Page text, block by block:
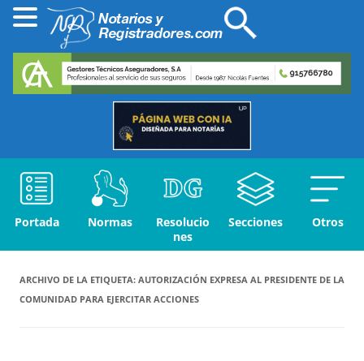
Portada Normas
Resolucio
nes
Secciones Otros
ARCHIVO DE LA ETIQUETA: AUTORIZACIÓN EXPRESA AL PRESIDENTE DE LA
COMUNIDAD PARA EJERCITAR ACCIONES